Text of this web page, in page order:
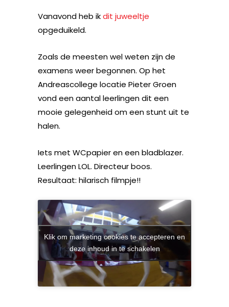
Vanavond heb ikdit juweeltje
opgeduikeld.
Zoals de meesten wel weten zijn de
examens weer begonnen. Op het
Andreascollege locatie Pieter Groen
vond een aantal leerlingen dit een
mooie gelegenheid om een stunt uit te
halen.
Iets met WCpapier en een bladblazer.
Leerlingen LOL. Directeur boos.
Resultaat: hilarisch filmpje!!
Klik om marketing cookies te accepteren en
deze inhoud in te schakelen